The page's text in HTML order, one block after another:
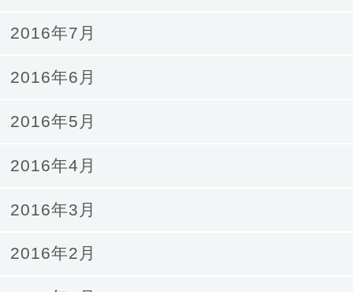
2016年7月
2016年6月
2016年5月
2016年4月
2016年3月
2016年2月